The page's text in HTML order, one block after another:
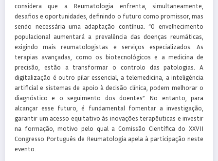
considera que a Reumatologia enfrenta, simultaneamente,
desafios e oportunidades, definindo o futuro como promissor, mas
sendo necessária uma adaptação contínua. “O envelhecimento
populacional aumentará a prevalência das doenças reumáticas,
exigindo mais reumatologistas e serviços especializados. As
terapias avançadas, como os biotecnológicos e a medicina de
precisão, estão a transformar o controlo das patologias. A
digitalização é outro pilar essencial, a telemedicina, a inteligência
artificial e sistemas de apoio à decisão clínica, podem melhorar o
diagnóstico e o seguimento dos doentes”. No entanto, para
alcançar esse futuro, é fundamental fomentar a investigação,
garantir um acesso equitativo às inovações terapêuticas e investir
na formação, motivo pelo qual a Comissão Científica do XXVII
Congresso Português de Reumatologia apela à participação neste
evento.